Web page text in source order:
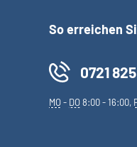
So erreichen
0721
MO- DO8:00 - 16:00,